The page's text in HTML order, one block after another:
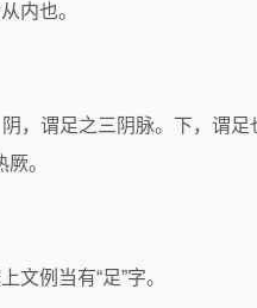
内也。
，谓足之三阴脉。下，谓
。
文例当有“足”字。